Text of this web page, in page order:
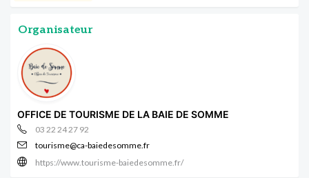
Organisateur
OFFICE DE TOURISME DE LA BAIE DE SOMME
03 22 24 27 92
tourisme@ca-baiedesomme.fr
https://www.tourisme-baiedesomme.fr/